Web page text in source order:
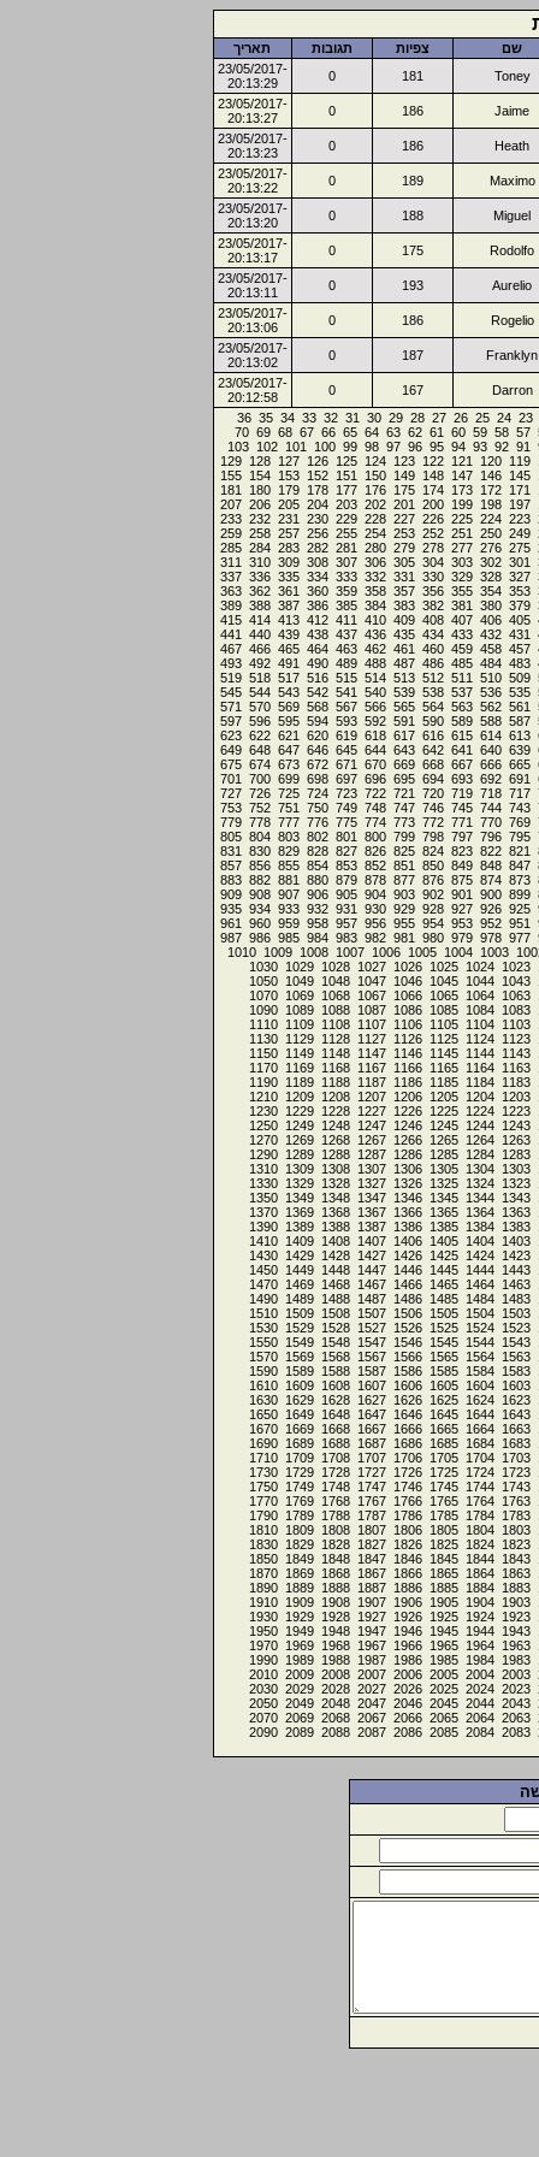
שם צפיות תגובות
תאריך
Toney
181
0
23/05/2017-
20:13:29
Jaime
186
0
23/05/2017-
20:13:27
Heath
186
0
23/05/2017-
20:13:23
Maximo
189
0
23/05/2017-
20:13:22
Miguel
188
0
23/05/2017-
20:13:20
Rodolfo
175
0
23/05/2017-
20:13:17
Aurelio
193
0
23/05/2017-
20:13:11
Rogelio
186
0
23/05/2017-
20:13:06
Franklyn
187
0
23/05/2017-
20:13:02
Darron
167
0
23/05/2017-
20:12:58
23
24
25
26
27
28
29
30
31
32
33
34
35
36
57
58
59
60
61
62
63
64
65
66
67
68
69
70
91
92
93
94
95
96
97
98
99
100
101
102
103
119
120
121
122
123
124
125
126
127
128
129
145
146
147
148
149
150
151
152
153
154
155
171
172
173
174
175
176
177
178
179
180
181
197
198
199
200
201
202
203
204
205
206
207
223
224
225
226
227
228
229
230
231
232
233
249
250
251
252
253
254
255
256
257
258
259
275
276
277
278
279
280
281
282
283
284
285
301
302
303
304
305
306
307
308
309
310
311
327
328
329
330
331
332
333
334
335
336
337
353
354
355
356
357
358
359
360
361
362
363
379
380
381
382
383
384
385
386
387
388
389
405
406
407
408
409
410
411
412
413
414
415
431
432
433
434
435
436
437
438
439
440
441
457
458
459
460
461
462
463
464
465
466
467
483
484
485
486
487
488
489
490
491
492
493
509
510
511
512
513
514
515
516
517
518
519
535
536
537
538
539
540
541
542
543
544
545
561
562
563
564
565
566
567
568
569
570
571
587
588
589
590
591
592
593
594
595
596
597
613
614
615
616
617
618
619
620
621
622
623
639
640
641
642
643
644
645
646
647
648
649
665
666
667
668
669
670
671
672
673
674
675
691
692
693
694
695
696
697
698
699
700
701
717
718
719
720
721
722
723
724
725
726
727
743
744
745
746
747
748
749
750
751
752
753
769
770
771
772
773
774
775
776
777
778
779
795
796
797
798
799
800
801
802
803
804
805
821
822
823
824
825
826
827
828
829
830
831
847
848
849
850
851
852
853
854
855
856
857
873
874
875
876
877
878
879
880
881
882
883
899
900
901
902
903
904
905
906
907
908
909
925
926
927
928
929
930
931
932
933
934
935
951
952
953
954
955
956
957
958
959
960
961
977
978
979
980
981
982
983
984
985
986
987
1003
1004
1005
1006
1007
1008
1009
1010
1023
1024
1025
1026
1027
1028
1029
1030
1043
1044
1045
1046
1047
1048
1049
1050
1063
1064
1065
1066
1067
1068
1069
1070
1083
1084
1085
1086
1087
1088
1089
1090
1103
1104
1105
1106
1107
1108
1109
1110
1123
1124
1125
1126
1127
1128
1129
1130
1143
1144
1145
1146
1147
1148
1149
1150
1163
1164
1165
1166
1167
1168
1169
1170
1183
1184
1185
1186
1187
1188
1189
1190
1203
1204
1205
1206
1207
1208
1209
1210
1223
1224
1225
1226
1227
1228
1229
1230
1243
1244
1245
1246
1247
1248
1249
1250
1263
1264
1265
1266
1267
1268
1269
1270
1283
1284
1285
1286
1287
1288
1289
1290
1303
1304
1305
1306
1307
1308
1309
1310
1323
1324
1325
1326
1327
1328
1329
1330
1343
1344
1345
1346
1347
1348
1349
1350
1363
1364
1365
1366
1367
1368
1369
1370
1383
1384
1385
1386
1387
1388
1389
1390
1403
1404
1405
1406
1407
1408
1409
1410
1423
1424
1425
1426
1427
1428
1429
1430
1443
1444
1445
1446
1447
1448
1449
1450
1463
1464
1465
1466
1467
1468
1469
1470
1483
1484
1485
1486
1487
1488
1489
1490
1503
1504
1505
1506
1507
1508
1509
1510
1523
1524
1525
1526
1527
1528
1529
1530
1543
1544
1545
1546
1547
1548
1549
1550
1563
1564
1565
1566
1567
1568
1569
1570
1583
1584
1585
1586
1587
1588
1589
1590
1603
1604
1605
1606
1607
1608
1609
1610
1623
1624
1625
1626
1627
1628
1629
1630
1643
1644
1645
1646
1647
1648
1649
1650
1663
1664
1665
1666
1667
1668
1669
1670
1683
1684
1685
1686
1687
1688
1689
1690
1703
1704
1705
1706
1707
1708
1709
1710
1723
1724
1725
1726
1727
1728
1729
1730
1743
1744
1745
1746
1747
1748
1749
1750
1763
1764
1765
1766
1767
1768
1769
1770
1783
1784
1785
1786
1787
1788
1789
1790
1803
1804
1805
1806
1807
1808
1809
1810
1823
1824
1825
1826
1827
1828
1829
1830
1843
1844
1845
1846
1847
1848
1849
1850
1863
1864
1865
1866
1867
1868
1869
1870
1883
1884
1885
1886
1887
1888
1889
1890
1903
1904
1905
1906
1907
1908
1909
1910
1923
1924
1925
1926
1927
1928
1929
1930
1943
1944
1945
1946
1947
1948
1949
1950
1963
1964
1965
1966
1967
1968
1969
1970
1983
1984
1985
1986
1987
1988
1989
1990
2003
2004
2005
2006
2007
2008
2009
2010
2023
2024
2025
2026
2027
2028
2029
2030
2043
2044
2045
2046
2047
2048
2049
2050
2063
2064
2065
2066
2067
2068
2069
2070
2083
2084
2085
2086
2087
2088
2089
2090